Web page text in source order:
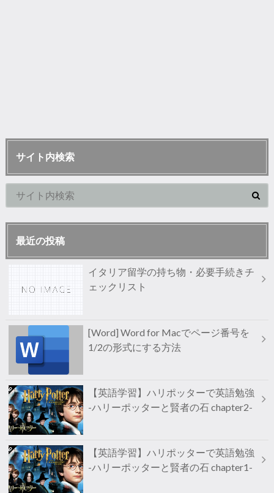
サイト内検索
最近の投稿
イタリア留学の持ち物・必要手続きチ
ェックリスト
[Word] Word for Macでページ番号を
1/2の形式にする方法
【英語学習】ハリポッターで英語勉強
-ハリーポッターと賢者の石 chapter2-
【英語学習】ハリポッターで英語勉強
-ハリーポッターと賢者の石 chapter1-